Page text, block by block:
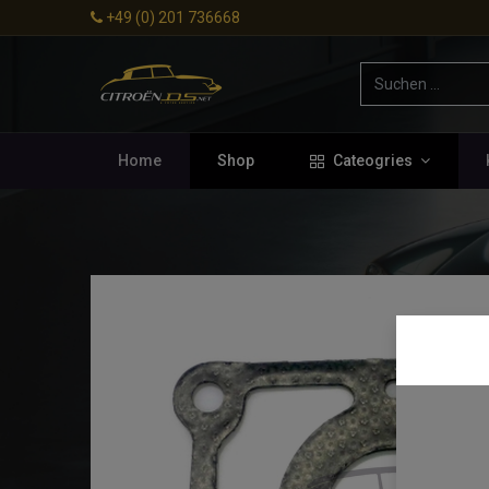
+49 (0) 201 736668
Home Shop Cateogries